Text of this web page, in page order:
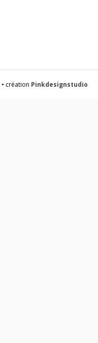
• création Pinkdesignstudio